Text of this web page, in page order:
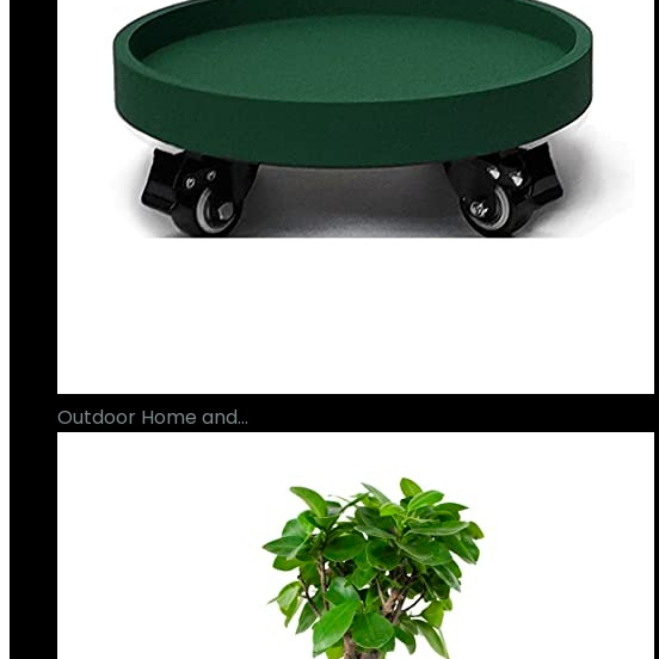
Outdoor Home and…